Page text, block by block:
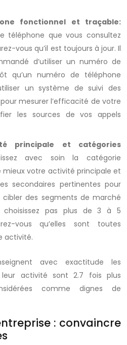
fonctionnel et traçable:
téléphone que vous consultez
vous qu’il est toujours à jour. Il
d’utiliser un numéro de
qu’un numéro de téléphone
un système de suivi des
mesurer l’efficacité de votre
les sources de vos appels
principale et catégories
avec soin la catégorie
mieux votre activité principale et
secondaires pertinentes pour
des segments de marché
choisissez pas plus de 3 à 5
vous qu’elles sont toutes
activité.
avec exactitude les
activité sont 2.7 fois plus
comme dignes de
: convaincre